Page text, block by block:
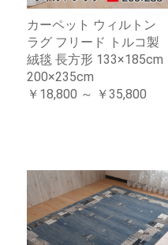
カーペット ウィルトン
ラグ フリード トルコ製
絨毯 長方形 133×185cm
200×235cm
￥18,800 ～ ￥35,800